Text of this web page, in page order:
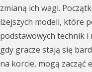
zmianą ich wagi.
lżejszych modeli, które
podstawowych technik i
gdy gracze stają się
na korcie, mogą zacząć